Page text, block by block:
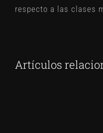
respecto a las clases
Artículos